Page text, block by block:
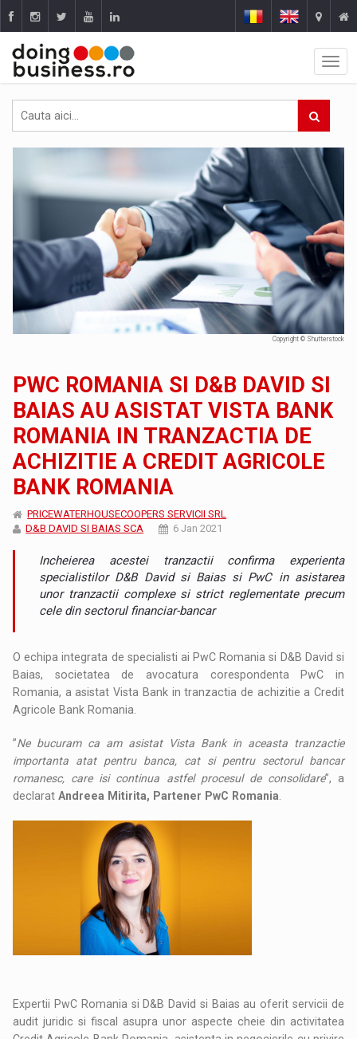
Copyright © Shutterstock
PWC ROMANIA SI D&B DAVID SI
BAIAS AU ASISTAT VISTA BANK
ROMANIA IN TRANZACTIA DE
ACHIZITIE A CREDIT AGRICOLE
BANK ROMANIA
PRICEWATERHOUSECOOPERS SERVICII SRL
D&B DAVID SI BAIAS SCA
6 Jan 2021
Incheierea acestei tranzactii confirma experienta
specialistilor D&B David si Baias si PwC in asistarea
unor tranzactii complexe si strict reglementate precum
cele din sectorul financiar-bancar
O echipa integrata de specialisti ai PwC Romania si D&B David si
Baias, societatea de avocatura corespondenta PwC in
Romania, a asistat Vista Bank in tranzactia de achizitie a Credit
Agricole Bank Romania.
”Ne bucuram ca am asistat Vista Bank in aceasta tranzactie
importanta atat pentru banca, cat si pentru sectorul bancar
romanesc, care isi continua astfel procesul de consolidare”, a
declaratAndreea Mitirita, Partener PwC Romania
Expertii PwC Romania si D&B David si Baias au oferit servicii de
audit juridic si fiscal asupra unor aspecte cheie din activitatea